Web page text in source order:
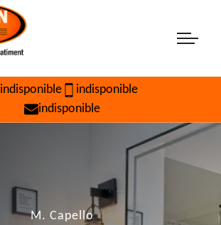
indisponible
indisponible
indisponible
M. Capello